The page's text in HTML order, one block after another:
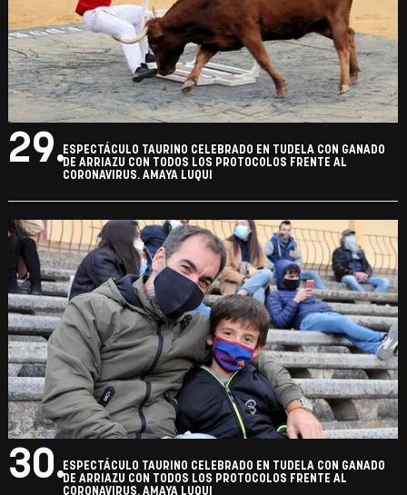
29.ESPECTÁCULO TAURINO CELEBRADO EN TUDELA CON GANADO
DE ARRIAZU CON TODOS LOS PROTOCOLOS FRENTE AL
CORONAVIRUS. AMAYA LUQUI
30.ESPECTÁCULO TAURINO CELEBRADO EN TUDELA CON GANADO
DE ARRIAZU CON TODOS LOS PROTOCOLOS FRENTE AL
CORONAVIRUS. AMAYA LUQUI